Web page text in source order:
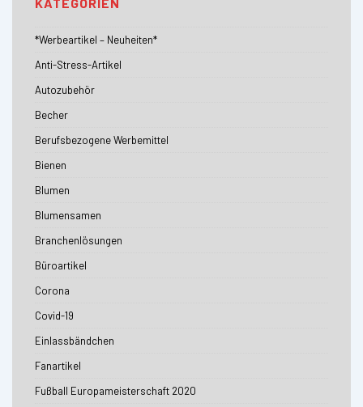
KATEGORIEN
*Werbeartikel – Neuheiten*
Anti-Stress-Artikel
Autozubehör
Becher
Berufsbezogene Werbemittel
Bienen
Blumen
Blumensamen
Branchenlösungen
Büroartikel
Corona
Covid-19
Einlassbändchen
Fanartikel
Fußball Europameisterschaft 2020